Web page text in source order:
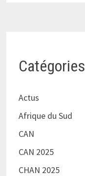
Catégories
Actus
Afrique du Sud
CAN
CAN 2025
CHAN 2025